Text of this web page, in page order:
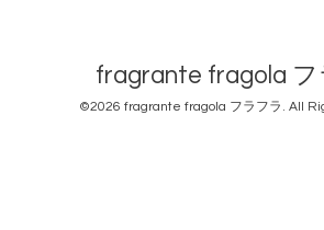
fragrante fragola フ
©2026 fragrante fragola フラフラ . All